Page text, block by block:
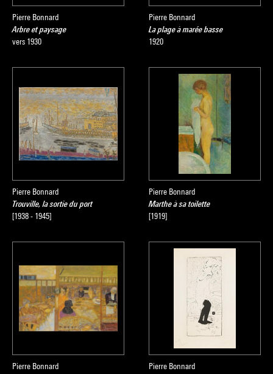
Pierre Bonnard
Arbre et paysage
vers 1930
Pierre Bonnard
La plage à marée basse
1920
Pierre Bonnard
Trouville, la sortie du port
[1938 - 1945]
Pierre Bonnard
Marthe à sa toilette
[1919]
Pierre Bonnard
Pierre Bonnard